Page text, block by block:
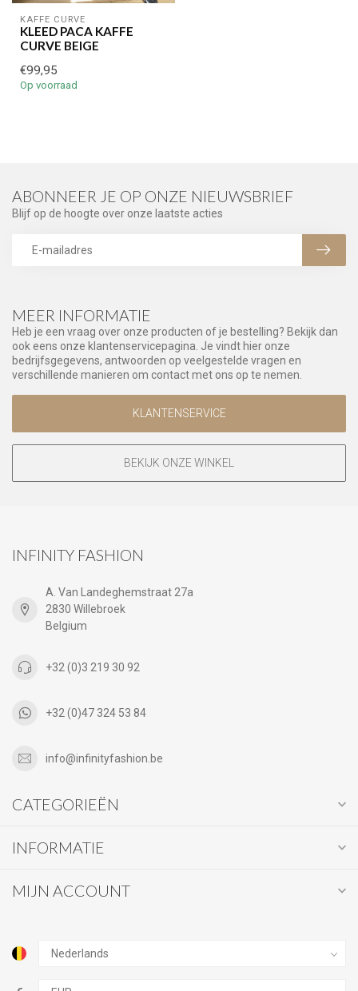
KAFFE CURVE
KLEED PACA KAFFE
CURVE BEIGE
€99,95
Op voorraad
MEER INFORMATIE
Heb je een vraag over onze producten of je bestelling? Bekijk dan
ook eens onze klantenservicepagina. Je vindt hier onze
bedrijfsgegevens, antwoorden op veelgestelde vragen en
verschillende manieren om contact met ons op te nemen.
KLANTENSERVICE
BEKIJK ONZE WINKEL
ABONNEER JE OP ONZE NIEUWSBRIEF
Blijf op de hoogte over onze laatste acties
INFINITY FASHION
A. Van Landeghemstraat 27a
2830 Willebroek
Belgium
+32 (0)3 219 30 92
+32 (0)47 324 53 84
info@infinityfashion.be
CATEGORIEËN
INFORMATIE
MIJN ACCOUNT